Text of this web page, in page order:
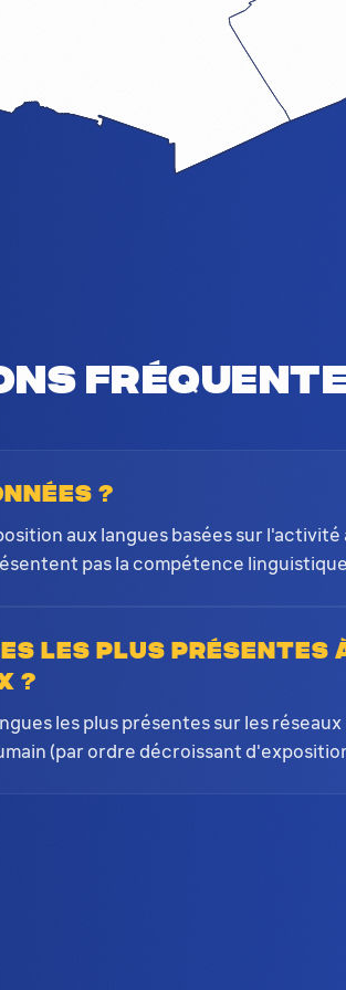
?
aux langues basées sur
pas la compétence
les plus présentes
?
les plus présentes sur les
(par ordre décroissant